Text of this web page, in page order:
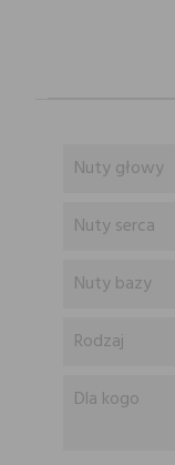
Nuty głowy
Nuty serca
Nuty bazy
Rodzaj
Dla kogo